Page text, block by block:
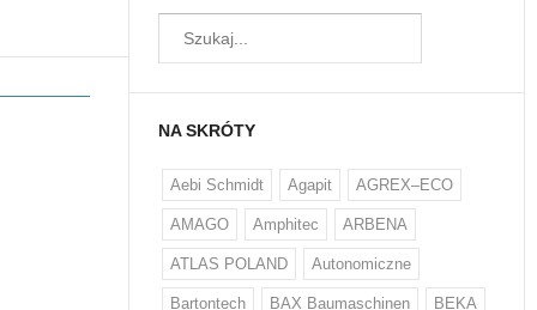
NA SKRÓTY
Aebi Schmidt Agapit AGREX–ECO
AMAGO Amphitec ARBENA
ATLAS POLAND Autonomiczne
Bartontech BAX Baumaschinen BEKA